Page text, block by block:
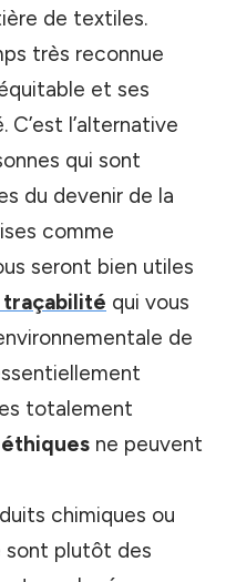
de textiles.
très reconnue
et ses
l’alternative
qui sont
du devenir de la
comme
seront bien utiles
qui vous
de
totalement
ne peuvent
chimiques ou
sont plutôt des